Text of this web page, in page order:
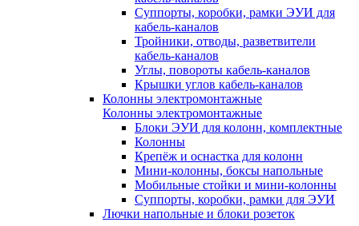
Суппорты, коробки, рамки ЭУИ для
кабель-каналов
Тройники, отводы, разветвители
кабель-каналов
Углы, повороты кабель-каналов
Крышки углов кабель-каналов
Колонны электромонтажные
Колонны электромонтажные
Блоки ЭУИ для колонн, комплектные
Колонны
Крепёж и оснастка для колонн
Мини-колонны, боксы напольные
Мобильные стойки и мини-колонны
Суппорты, коробки, рамки для ЭУИ
Лючки напольные и блоки розеток